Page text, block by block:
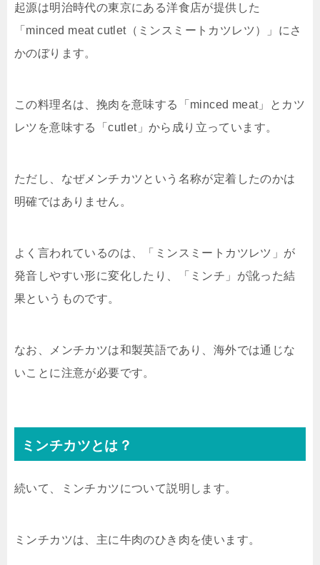
起源は明治時代の東京にある洋食店が提供した
「minced meat cutlet（ミンスミートカツレツ）」にさ
かのぼります。
この料理名は、挽肉を意味する「minced meat」とカツ
レツを意味する「cutlet」から成り立っています。
ただし、なぜメンチカツという名称が定着したのかは
明確ではありません。
よく言われているのは、「ミンスミートカツレツ」が
発音しやすい形に変化したり、「ミンチ」が訛った結
果というものです。
なお、メンチカツは和製英語であり、海外では通じな
いことに注意が必要です。
ミンチカツとは？
続いて、ミンチカツについて説明します。
ミンチカツは、主に牛肉のひき肉を使います。